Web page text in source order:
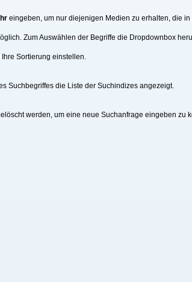
eingeben, um nur diejenigen Medien zu erhalten, die
Zum Auswählen der Begriffe die Dropdownbox
Sortierung einstellen.
Suchbegriffes die Liste der Suchindizes angezeigt.
werden, um eine neue Suchanfrage eingeben zu